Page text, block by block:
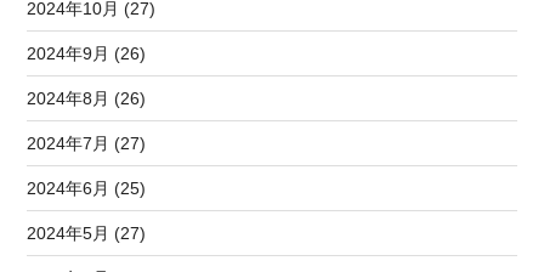
2024年10月 (27)
2024年9月 (26)
2024年8月 (26)
2024年7月 (27)
2024年6月 (25)
2024年5月 (27)